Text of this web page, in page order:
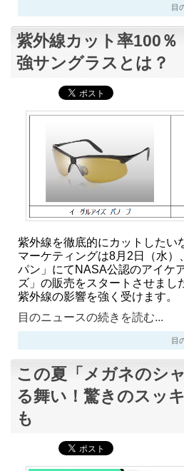
目
紫外線カット率100
強サングラスとは？
紫外線を徹底的にカットしたい
マーケティングは8月2日（水
パン」にてNASA公認のアイケ
ズ」の販売をスタートさせまし
紫外線の影響を強く受けます
目のニュースの続きを読む...
目
この夏「メガネのシ
る舞い！驚きのスッ
も